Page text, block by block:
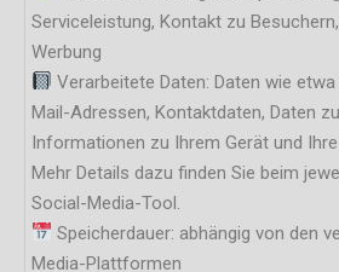
Serviceleistung, Kontakt zu
Werbung
Verarbeitete Daten: Daten wie
Mail-Adressen, Kontaktdaten, Daten
Informationen zu Ihrem Gerät und
Mehr Details dazu finden Sie beim
Social-Media-Tool.
Speicherdauer: abhängig von den
Media-Plattformen